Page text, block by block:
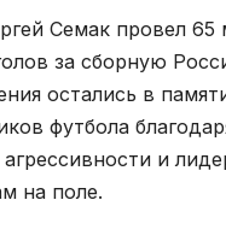
Семак провел 65
за сборную
остались в
футбола
агрессивности и
на поле.